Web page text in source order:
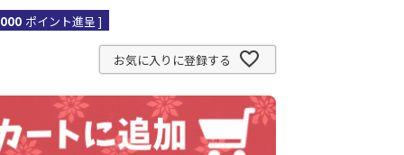
ポイント進呈 ]
お気に入りに登録する